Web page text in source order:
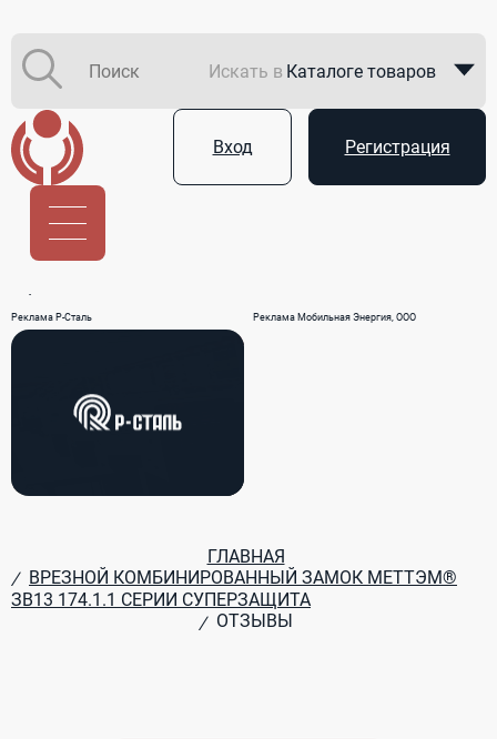
Искать в Каталоге товаров
Вход Регистрация
Реклама Р-Сталь Реклама Мобильная Энергия, ООО
ГЛАВНАЯ
/ ВРЕЗНОЙ КОМБИНИРОВАННЫЙ ЗАМОК МЕТТЭМ®
ЗВ13 174.1.1 СЕРИИ СУПЕРЗАЩИТА
/ ОТЗЫВЫ